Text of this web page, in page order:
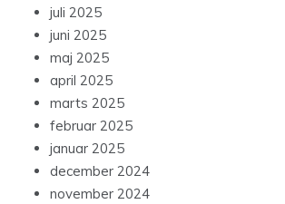
juli 2025
juni 2025
maj 2025
april 2025
marts 2025
februar 2025
januar 2025
december 2024
november 2024